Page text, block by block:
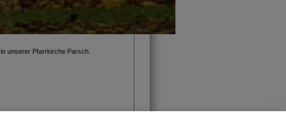
in unserer Pfarrkirche Parsch.